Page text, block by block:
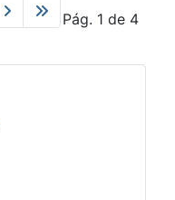
Pág. 1 de 4